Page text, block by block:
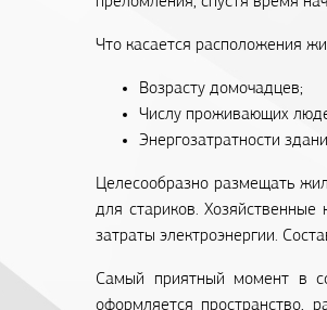
Что касается расположения
Возрасту домочадцев;
Числу проживающих
Энергозатратности
Целесообразно размещать
для стариков.
затраты электроэнергии.
Самый приятный момент в
оформляется пространство,